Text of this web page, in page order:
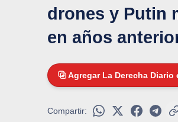
drones y Putin
en años
Agregar La Derecha Diario
Compartir: